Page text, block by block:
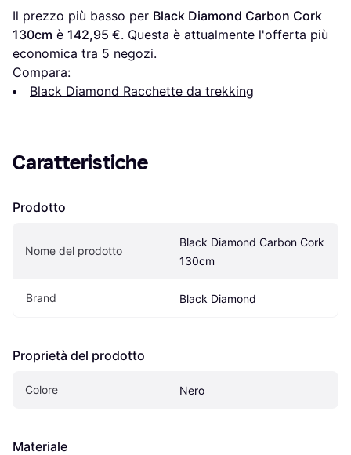
Il prezzo più basso per Black Diamond Carbon Cork
130cm è 142,95 €. Questa è attualmente l'offerta più
economica tra 5 negozi.
Compara:
Black Diamond Racchette da trekking
Caratteristiche
Prodotto
Nome del prodotto
Black Diamond Carbon Cork
130cm
Brand Black Diamond
Proprietà del prodotto
Colore Nero
Materiale